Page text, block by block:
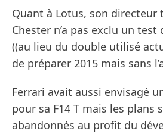
Quant à Lotus, son directeur
Chester n’a pas exclu un test
((au lieu du double utilisé
de préparer 2015 mais sans
Ferrari avait aussi envisagé
pour sa F14 T mais les plans
abandonnés au profit du